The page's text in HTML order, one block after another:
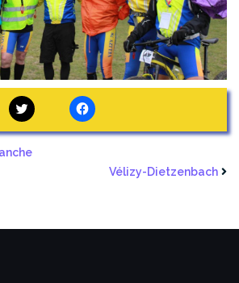
Vélizy-Dietzenbach